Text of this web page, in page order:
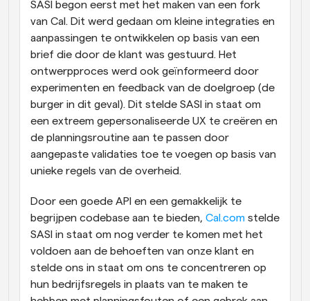
SASI begon eerst met het maken van een fork
van Cal. Dit werd gedaan om kleine integraties en
aanpassingen te ontwikkelen op basis van een
brief die door de klant was gestuurd. Het
ontwerpproces werd ook geïnformeerd door
experimenten en feedback van de doelgroep (de
burger in dit geval). Dit stelde SASI in staat om
een extreem gepersonaliseerde UX te creëren en
de planningsroutine aan te passen door
aangepaste validaties toe te voegen op basis van
unieke regels van de overheid.
Door een goede API en een gemakkelijk te
begrijpen codebase aan te bieden, Cal.com stelde
SASI in staat om nog verder te komen met het
voldoen aan de behoeften van onze klant en
stelde ons in staat om ons te concentreren op
hun bedrijfsregels in plaats van te maken te